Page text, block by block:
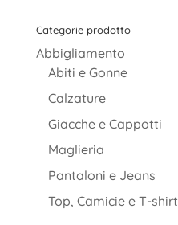
Categorie prodotto
Abbigliamento
Abiti e Gonne
Calzature
Giacche e Cappotti
Maglieria
Pantaloni e Jeans
Top, Camicie e T-shirt